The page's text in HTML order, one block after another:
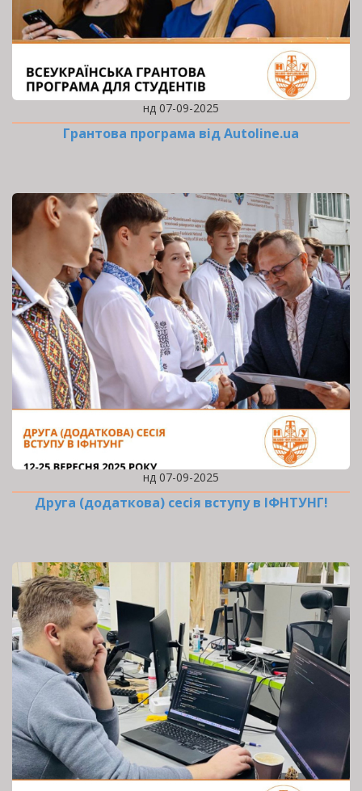
нд 07-09-2025
Грантова програма від Autoline.ua
нд 07-09-2025
Друга (додаткова) сесія вступу в ІФНТУНГ!